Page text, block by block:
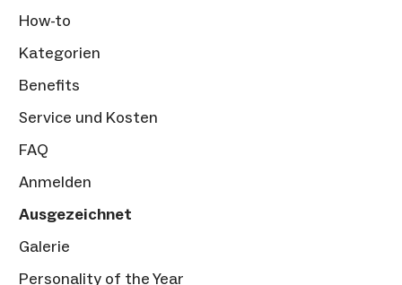
How-to
Kategorien
Benefits
Service und Kosten
FAQ
Anmelden
Ausgezeichnet
Galerie
Personality of the Year